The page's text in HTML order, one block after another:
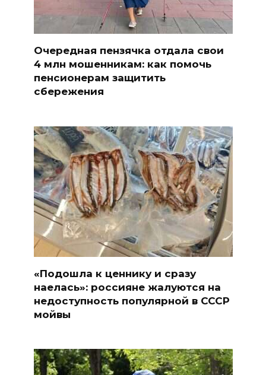
Очередная пензячка отдала свои
4 млн мошенникам: как помочь
пенсионерам защитить
сбережения
«Подошла к ценнику и сразу
наелась»: россияне жалуются на
недоступность популярной в СССР
мойвы